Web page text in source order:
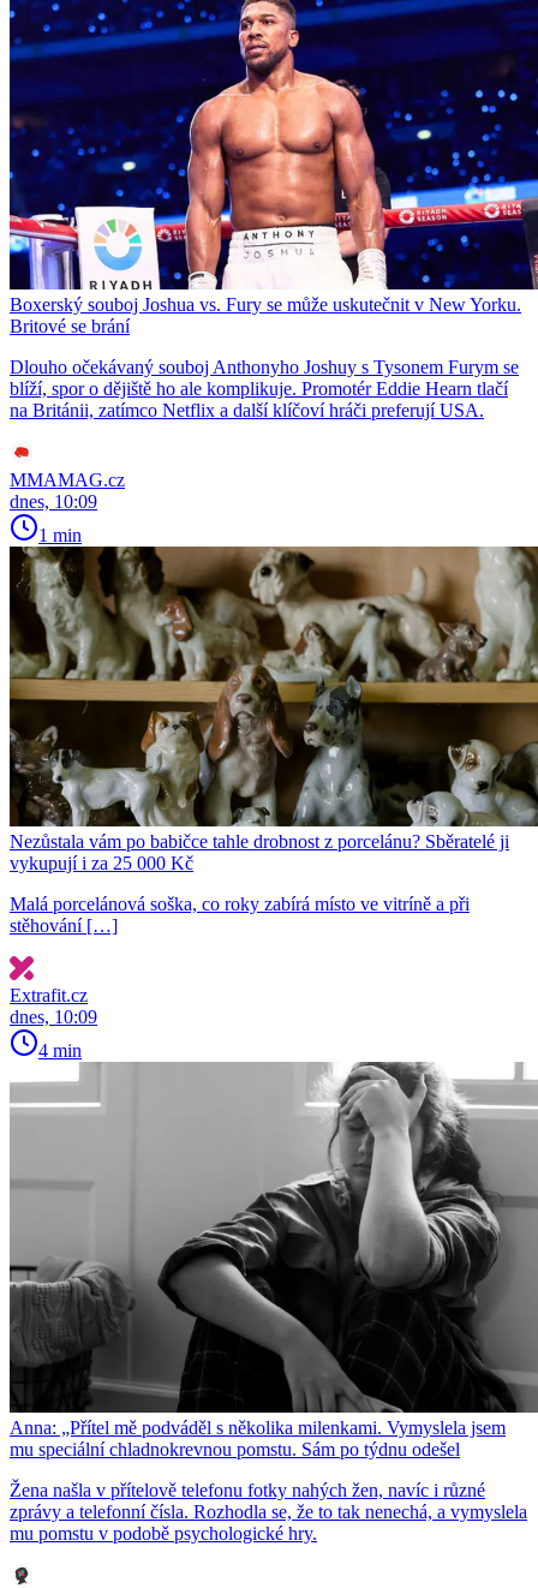
Boxerský souboj Joshua vs. Fury se může uskutečnit v New Yorku.
Britové se brání
Dlouho očekávaný souboj Anthonyho Joshuy s Tysonem Furym se
blíží, spor o dějiště ho ale komplikuje. Promotér Eddie Hearn tlačí
na Británii, zatímco Netflix a další klíčoví hráči preferují USA.
MMAMAG.cz
dnes, 10:09
1 min
Nezůstala vám po babičce tahle drobnost z porcelánu? Sběratelé ji
vykupují i za 25 000 Kč
Malá porcelánová soška, co roky zabírá místo ve vitríně a při
stěhování […]
Extrafit.cz
dnes, 10:09
4 min
Anna: „Přítel mě podváděl s několika milenkami. Vymyslela jsem
mu speciální chladnokrevnou pomstu. Sám po týdnu odešel
Žena našla v přítelově telefonu fotky nahých žen, navíc i různé
zprávy a telefonní čísla. Rozhodla se, že to tak nenechá, a vymyslela
mu pomstu v podobě psychologické hry.